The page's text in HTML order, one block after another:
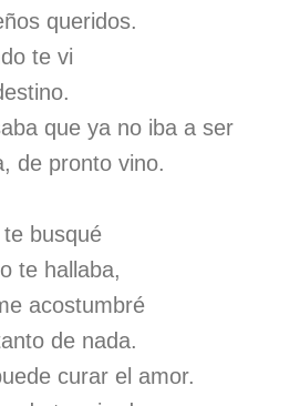
queridos.
te vi
que ya no iba a ser
de pronto vino.
busqué
te hallaba,
acostumbré
de nada.
curar el amor.